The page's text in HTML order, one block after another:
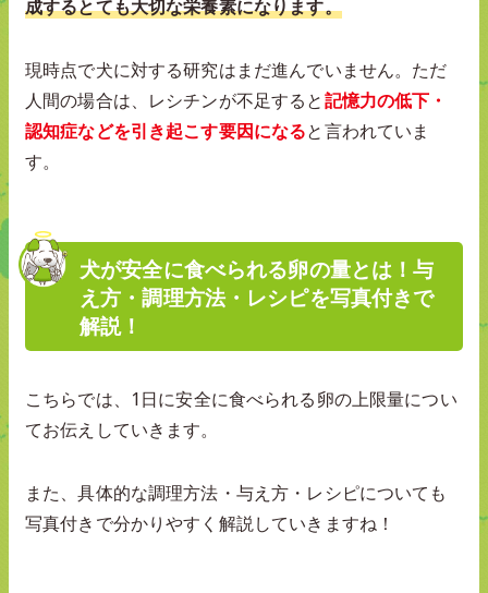
成するとても大切な栄養素になります。
現時点で犬に対する研究はまだ進んでいません。ただ
人間の場合は、レシチンが不足すると記憶力の低下・
認知症などを引き起こす要因になると言われていま
す。
犬が安全に食べられる卵の量とは！与
え方・調理方法・レシピを写真付きで
解説！
こちらでは、1日に安全に食べられる卵の上限量につい
てお伝えしていきます。
また、具体的な調理方法・与え方・レシピについても
写真付きで分かりやすく解説していきますね！